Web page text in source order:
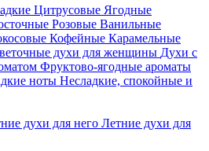
Цитрусовые Ягодные
Розовые Ванильные
Кофейные Карамельные
духи для женщины Духи с
Фруктово-ягодные ароматы
ноты Несладкие, спокойные и
духи для него Летние духи для